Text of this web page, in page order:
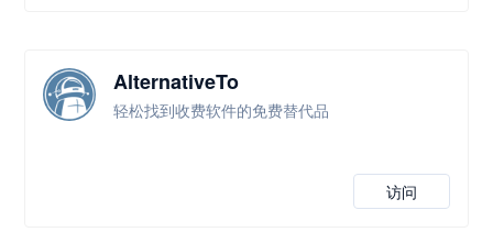
AlternativeTo
轻松找到收费软件的免费替代品
访问